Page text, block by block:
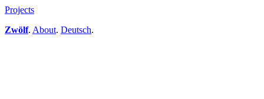
Projects
Zwölf. About. Deutsch.